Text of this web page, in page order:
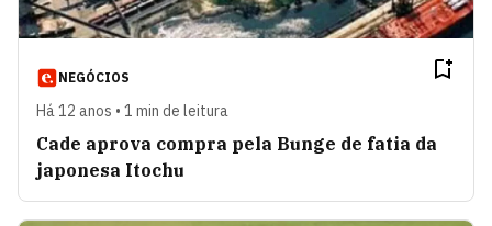
NEGÓCIOS
Há 12 anos • 1 min de leitura
Cade aprova compra pela Bunge de fatia da
japonesa Itochu